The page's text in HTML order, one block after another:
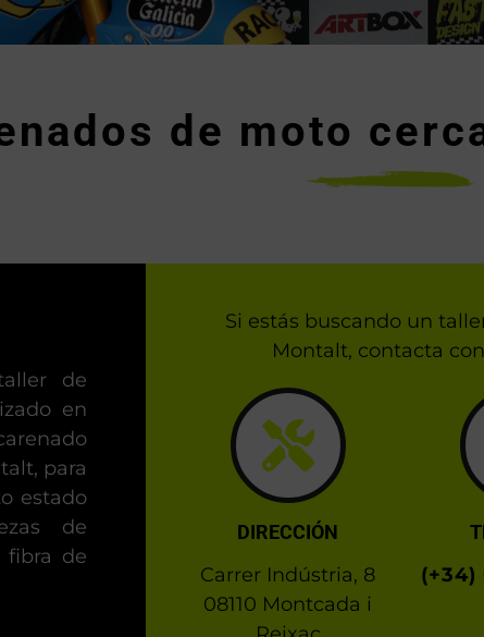
de moto
de
en
para
estado
de
fibra de
Si estás buscando un
Montalt, contacta con
DIRECCIÓN
Carrer Indústria, 8
08110 Montcada i
(+34)